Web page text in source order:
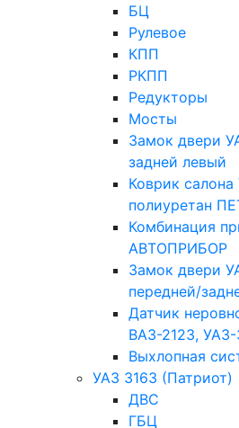
БЦ
Рулевое
КПП
РКПП
Редукторы
Мосты
Замок двери
задней левый
Коврик
полиуретан
Комбинация
АВТОПРИБОР
Замок двери
передней/
Датчик
ВАЗ-2123,
Выхлопная
УАЗ 3163 (Патриот)
ДВС
ГБЦ